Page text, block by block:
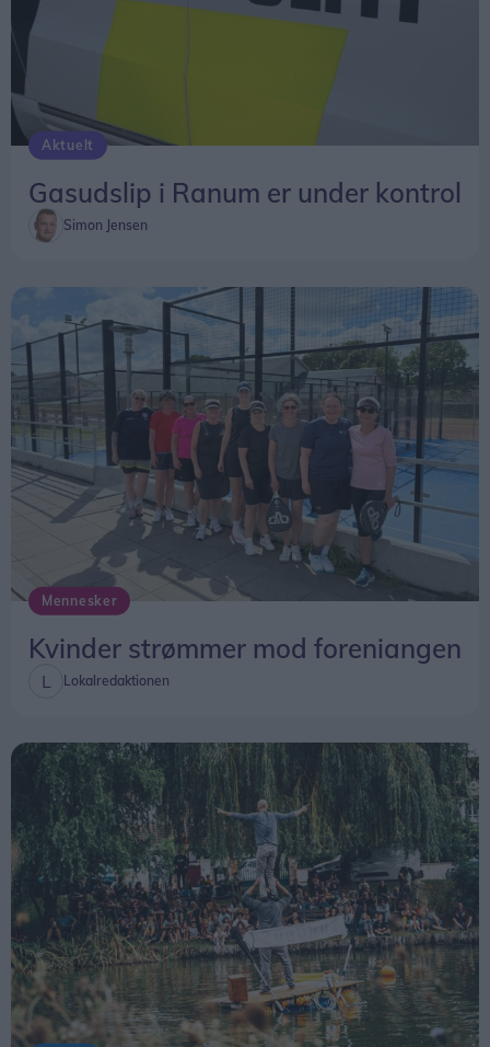
Aktuelt
Gasudslip i Ranum er under kontrol
Simon Jensen
Mennesker
Kvinder strømmer mod foreniangen
Lokalredaktionen